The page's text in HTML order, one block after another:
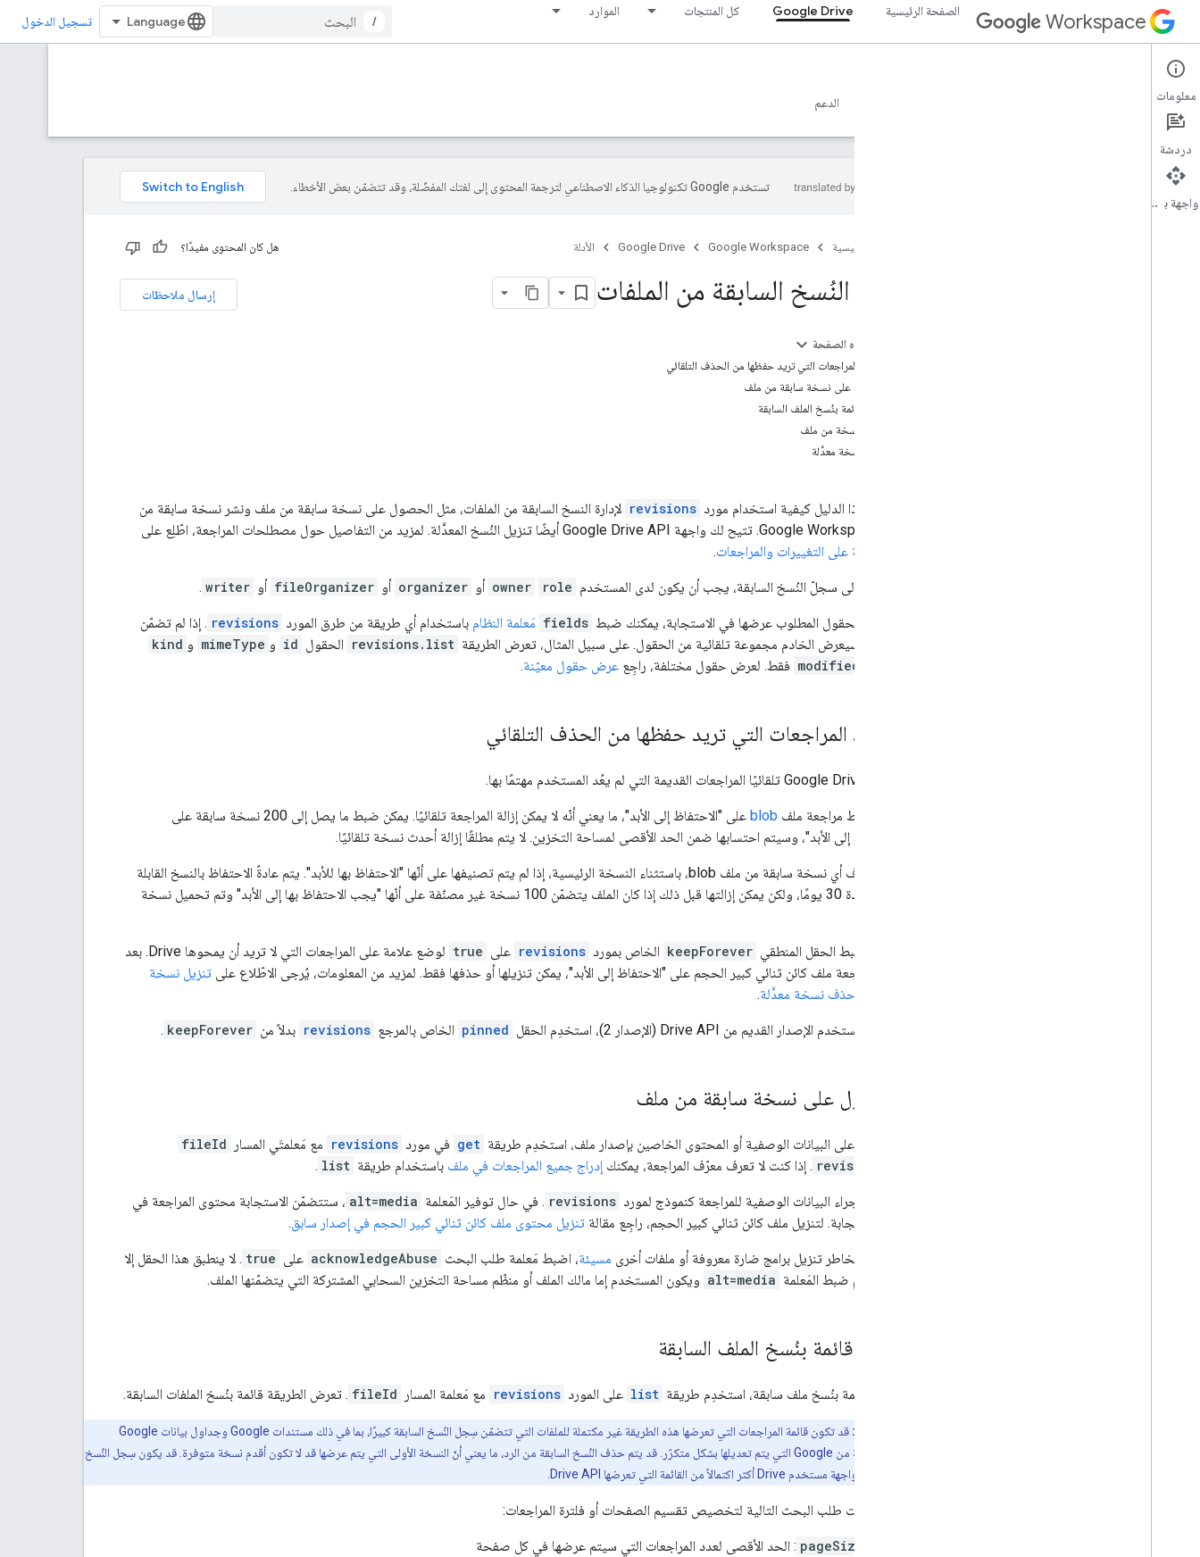
Workspace الصفحة الرئيسية Google Drive كل المنتجات الموارد
/ تسجيل الدخول
Google Drive
نظرة عامة الدعم
تستخدم Google تكنولوجيا الذكاء الاصطناعي لترجمة المحتوى إلى لغتك المفضّلة، وقد تتضمّن بعض الأخطاء.
الصفحة الرئيسية Google Workspace
Google Drive الأدلة هل كان المحتوى مفيدًا؟
إرسال ملاحظات إدارة النُسخ السابقة من الملفات
على هذه الصفحة
تحديد المراجعات التي تريد حفظها من الحذف التلقائي
الحصول على نسخة سابقة من ملف
عرض قائمة بنُسخ الملف السابقة
تعديل نسخة من ملف
تنزيل نسخة معدَّلة
يوضّح هذا الدليل كيفية استخدام مورد revisions لإدارة النسخ السابقة من الملفات، مثل الحصول على نسخة سابقة من ملف ونشر نسخة سابقة من
نظرة عامة على التغييرات والمراجعات.
للوصول إلى سجلّ النُسخ السابقة، يجب أن يكون لدى المستخدم role
owner أو organizer أو fileOrganizer أو writer
.
لتحديد الحقول المطلوب عرضها في الاستجابة، يمكنك ضبط fields مَعلمة النظام باستخدام أي طريقة من طرق المورد revisions . إذا لم تضمّن
المَعلمة، سيعرض الخادم مجموعة تلقائية من الحقول. على سبيل المثال، تعرض الطريقة revisions.list الحقول id و mimeType و kind
modifiedTime فقط. لعرض حقول مختلفة، راجِع عرض حقول معيّنة.
تحديد المراجعات التي تريد حفظها من الحذف التلقائي
يمكن ضبط مراجعة ملف blob
على "الاحتفاظ إلى الأبد"، ما يعني أنّه لا يمكن إزالة المراجعة تلقائيًا. يمكن ضبط ما يصل إلى 200 نسخة سابقة على
"الاحتفاظ إلى الأبد"، وسيتم احتسابها ضمن الحد الأقصى لمساحة التخزين. لا يتم مطلقًا إزالة أحدث نسخة تلقائيًا.
يمكن حذف أي نسخة سابقة من ملف blob، باستثناء النسخة الرئيسية، إذا لم يتم تصنيفها على أنّها "الاحتفاظ بها للأبد". يتم عادةً الاحتفاظ بالنسخ القابلة
للإزالة لمدة 30 يومًا، ولكن يمكن إزالتها قبل ذلك إذا كان الملف يتضمّن 100 نسخة غير مصنّفة على أنّها "يجب الاحتفاظ بها إلى الأبد" وتم تحميل نسخة
يمكنك ضبط الحقل المنطقي keepForever الخاص بمورد revisions على true
لوضع علامة على المراجعات التي لا تريد أن يمحوها Drive. بعد
ضبط مراجعة ملف كائن ثنائي كبير الحجم على "الاحتفاظ إلى الأبد"، يمكن تنزيلها أو حذفها فقط. لمزيد من المعلومات، يُرجى الاطّلاع على تنزيل نسخة
حذف نسخة معدَّلة.
إذا كنت تستخدم الإصدار القديم من Drive API‏ (الإصدار 2)، استخدِم الحقل pinned الخاص بالمرجع revisions بدلاً من keepForever
.
الحصول على نسخة سابقة من ملف
للحصول على البيانات الوصفية أو المحتوى الخاصين بإصدار ملف، استخدِم طريقة get في مورد revisions مع مَعلمتَي المسار
fileId
revisionId . إذا كنت لا تعرف معرّف المراجعة، يمكنك إدراج جميع المراجعات في ملف باستخدام طريقة list
.
يعرض الإجراء البيانات الوصفية للمراجعة كنموذج لمورد revisions . في حال توفير المَعلمة alt=media ، ستتضمّن الاستجابة محتوى المراجعة في
نص الاستجابة. لتنزيل ملف كائن ثنائي كبير الحجم، راجِع مقالة تنزيل محتوى ملف كائن ثنائي كبير الحجم في إصدار سابق.
لإقرارك بمخاطر تنزيل برامج ضارة معروفة أو ملفات أخرى مسيئة، اضبط مَعلمة طلب البحث acknowledgeAbuse على true . لا ينطبق هذا الحقل إلا
عندما يتم ضبط المَعلمة alt=media ويكون المستخدم إما مالك الملف أو منظّم مساحة التخزين السحابي المشتركة التي يتضمّنها الملف.
عرض قائمة بنُسخ الملف السابقة
لعرض قائمة بنُسخ ملف سابقة، استخدِم طريقة list على المورد revisions مع مَعلمة المسار fileId . تعرض الطريقة قائمة بنُسخ الملفات السابقة.
ملاحظة مهمة:
قد تكون قائمة المراجعات التي تعرضها هذه الطريقة غير مكتملة للملفات التي تتضمّن سِجل النُسخ السابقة كبيرًا، بما في ذلك مستندات Google وجداول بيانات Google
والعروض التقديمية من Google التي يتم تعديلها بشكل متكرّر. قد يتم حذف النُسخ السابقة من الرد، ما يعني أنّ النسخة الأولى التي يتم عرضها قد لا تكون أقدم نسخة متوفرة. قد يكون سِجل النُسخ
السابقة المرئي في واجهة مستخدم Drive أكثر اكتمالاً من القائمة التي تعرضها Drive API.
مرِّر مَعلمات طلب البحث التالية لتخصيص تقسيم الصفحات أو فلترة المراجعات:
pageSize : الحد الأقصى لعدد المراجعات التي سيتم عرضها في كل صفحة
معلومات
دردشة
واجهة برمجة التطبيقات